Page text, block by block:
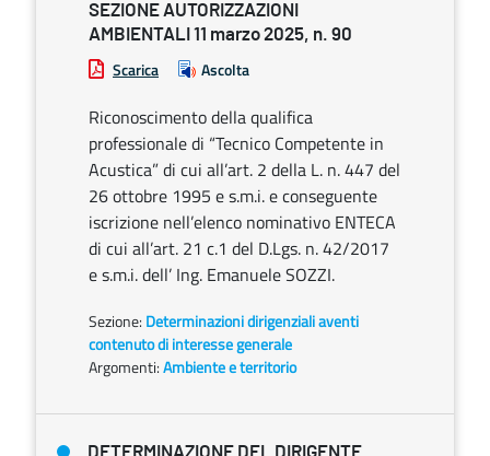
SEZIONE AUTORIZZAZIONI
AMBIENTALI 11 marzo 2025, n. 90
Scarica Ascolta
Riconoscimento della qualifica
professionale di “Tecnico Competente in
Acustica” di cui all’art. 2 della L. n. 447 del
26 ottobre 1995 e s.m.i. e conseguente
iscrizione nell’elenco nominativo ENTECA
di cui all’art. 21 c.1 del D.Lgs. n. 42/2017
e s.m.i. dell’ Ing. Emanuele SOZZI.
Sezione: Determinazioni dirigenziali aventi
contenuto di interesse generale
Argomenti:Ambiente e territorio
DETERMINAZIONE DEL DIRIGENTE